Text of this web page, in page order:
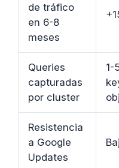
de tráfico
en 6-8
meses
Queries
capturadas
por cluster
1-
Resistencia
a Google
Updates